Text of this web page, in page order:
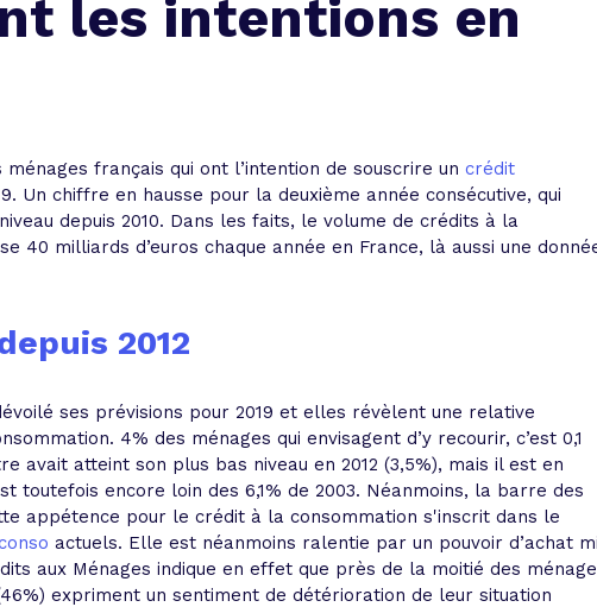
de vente et le remboursement
Toutes les simulations
immobilier
taux !
Toutes les simulations
les intentions en
français qui ont l’intention de souscrire un crédit
. Un chiffre en hausse pour la deuxième année consécutive, qui
depuis 2010. Dans les faits, le volume de crédits à la
40 milliards d’euros chaque année en France, là aussi une
2012
ses prévisions pour 2019 et elles révèlent une relative
4% des ménages qui envisagent d’y recourir, c’est 0,1
avait atteint son plus bas niveau en 2012 (3,5%), mais il est en
toutefois encore loin des 6,1% de 2003. Néanmoins, la barre des
appétence pour le crédit à la consommation s'inscrit dans le
actuels. Elle est néanmoins ralentie par un pouvoir d’achat
aux Ménages indique en effet que près de la moitié des
expriment un sentiment de détérioration de leur situation